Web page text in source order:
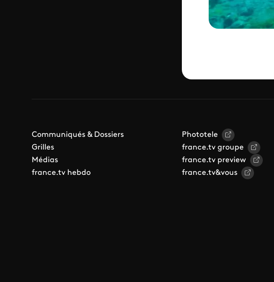
Communiqués & Dossiers
Grilles
Médias
france.tv hebdo
Phototele
france.tv groupe
france.tv preview
france.tv&vous